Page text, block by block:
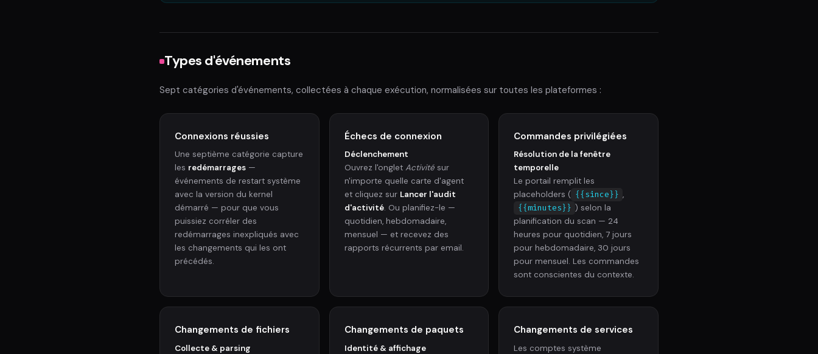
Types d'événements
Sept catégories d'événements, collectées à chaque exécution, normalisées sur toutes les plateformes :
Connexions réussies
Une septième catégorie capture
les redémarrages —
événements de restart système
avec la version du kernel
démarré — pour que vous
puissiez corréler des
redémarrages inexpliqués avec
les changements qui les ont
précédés.
Échecs de connexion
Déclenchement
Ouvrez l'onglet Activitésur
n'importe quelle carte d'agent
et cliquez sur Lancer l'audit
d'activité. Ou planifiez-le —
quotidien, hebdomadaire,
mensuel — et recevez des
rapports récurrents par email.
Commandes privilégiées
Résolution de la fenêtre
temporelle
Le portail remplit les
placeholders ( {{since}} ,
{{minutes}} ) selon la
planification du scan — 24
heures pour quotidien, 7 jours
pour hebdomadaire, 30 jours
pour mensuel. Les commandes
sont conscientes du contexte.
Changements de fichiers
Collecte & parsing
Changements de paquets
Identité & affichage
Changements de services
Les comptes système